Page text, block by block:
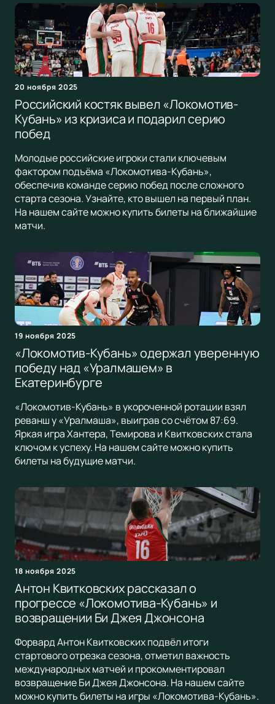
20 ноября 2025
Российский костяк вывел «Локомотив-
Кубань» из кризиса и подарил серию
побед
Молодые российские игроки стали ключевым
фактором подъёма «Локомотива-Кубань»,
обеспечив команде серию побед после сложного
старта сезона. Узнайте, кто вышел на первый план.
На нашем сайте можно купить билеты на ближайшие
матчи.
19 ноября 2025
«Локомотив-Кубань» одержал уверенную
победу над «Уралмашем» в
Екатеринбурге
«Локомотив-Кубань» в укороченной ротации взял
реванш у «Уралмаша», выиграв со счётом 87:69.
Яркая игра Хантера, Темирова и Квитковских стала
ключом к успеху. На нашем сайте можно купить
билеты на будущие матчи.
18 ноября 2025
Антон Квитковских рассказал о
прогрессе «Локомотива-Кубань» и
возвращении Би Джея Джонсона
Форвард Антон Квитковских подвёл итоги
стартового отрезка сезона, отметил важность
международных матчей и прокомментировал
возвращение Би Джея Джонсона. На нашем сайте
можно купить билеты на игры «Локомотива-Кубань».